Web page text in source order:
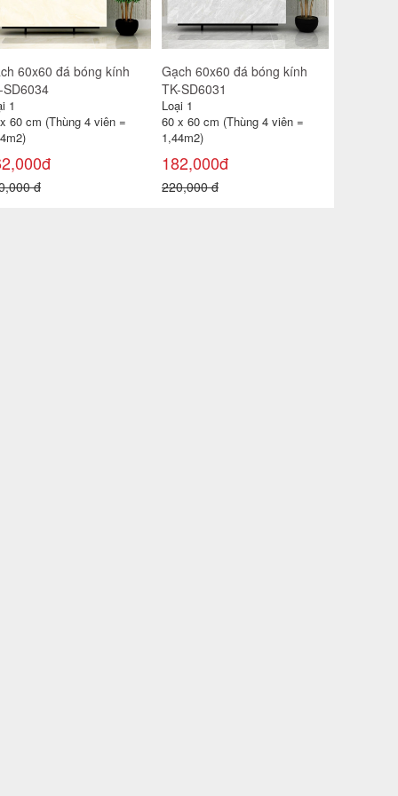
Prime 80x80 8907
1
80 cm (Thùng 3 viên =
đ
Gạch 60x60 Men nhám
KITOSG-6526
Loại 1
60 x 60 cm (Thùng 4 viên =
1,44m2)
152,000đ
179,000 đ